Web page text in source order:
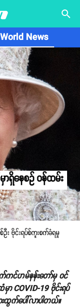
search
World News
ရှိနေစဥ် ဝန်ထမ်း
ဗိုင်းရပ်စ်ကူးစက်ခံရမှု
င်ဟမ်နန်းတော်မှ ဝင်
COVID-19 ဗိုင်းရပ်
းထွက်ပေါ်လာပါတယ်။